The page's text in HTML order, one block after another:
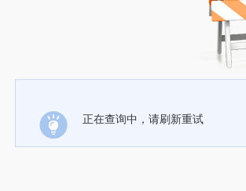
正在查询中，请刷新重试